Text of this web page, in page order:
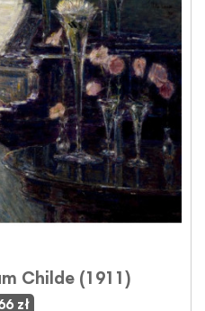
Childe (1911)
zł